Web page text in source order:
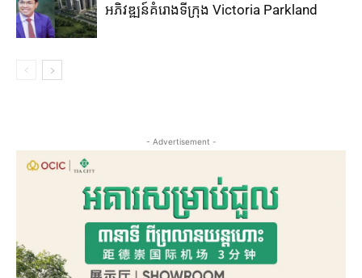
អភិវឌ្ឍន៍គំរោងទីក្រុង Victoria Parkland
- Advertisement -